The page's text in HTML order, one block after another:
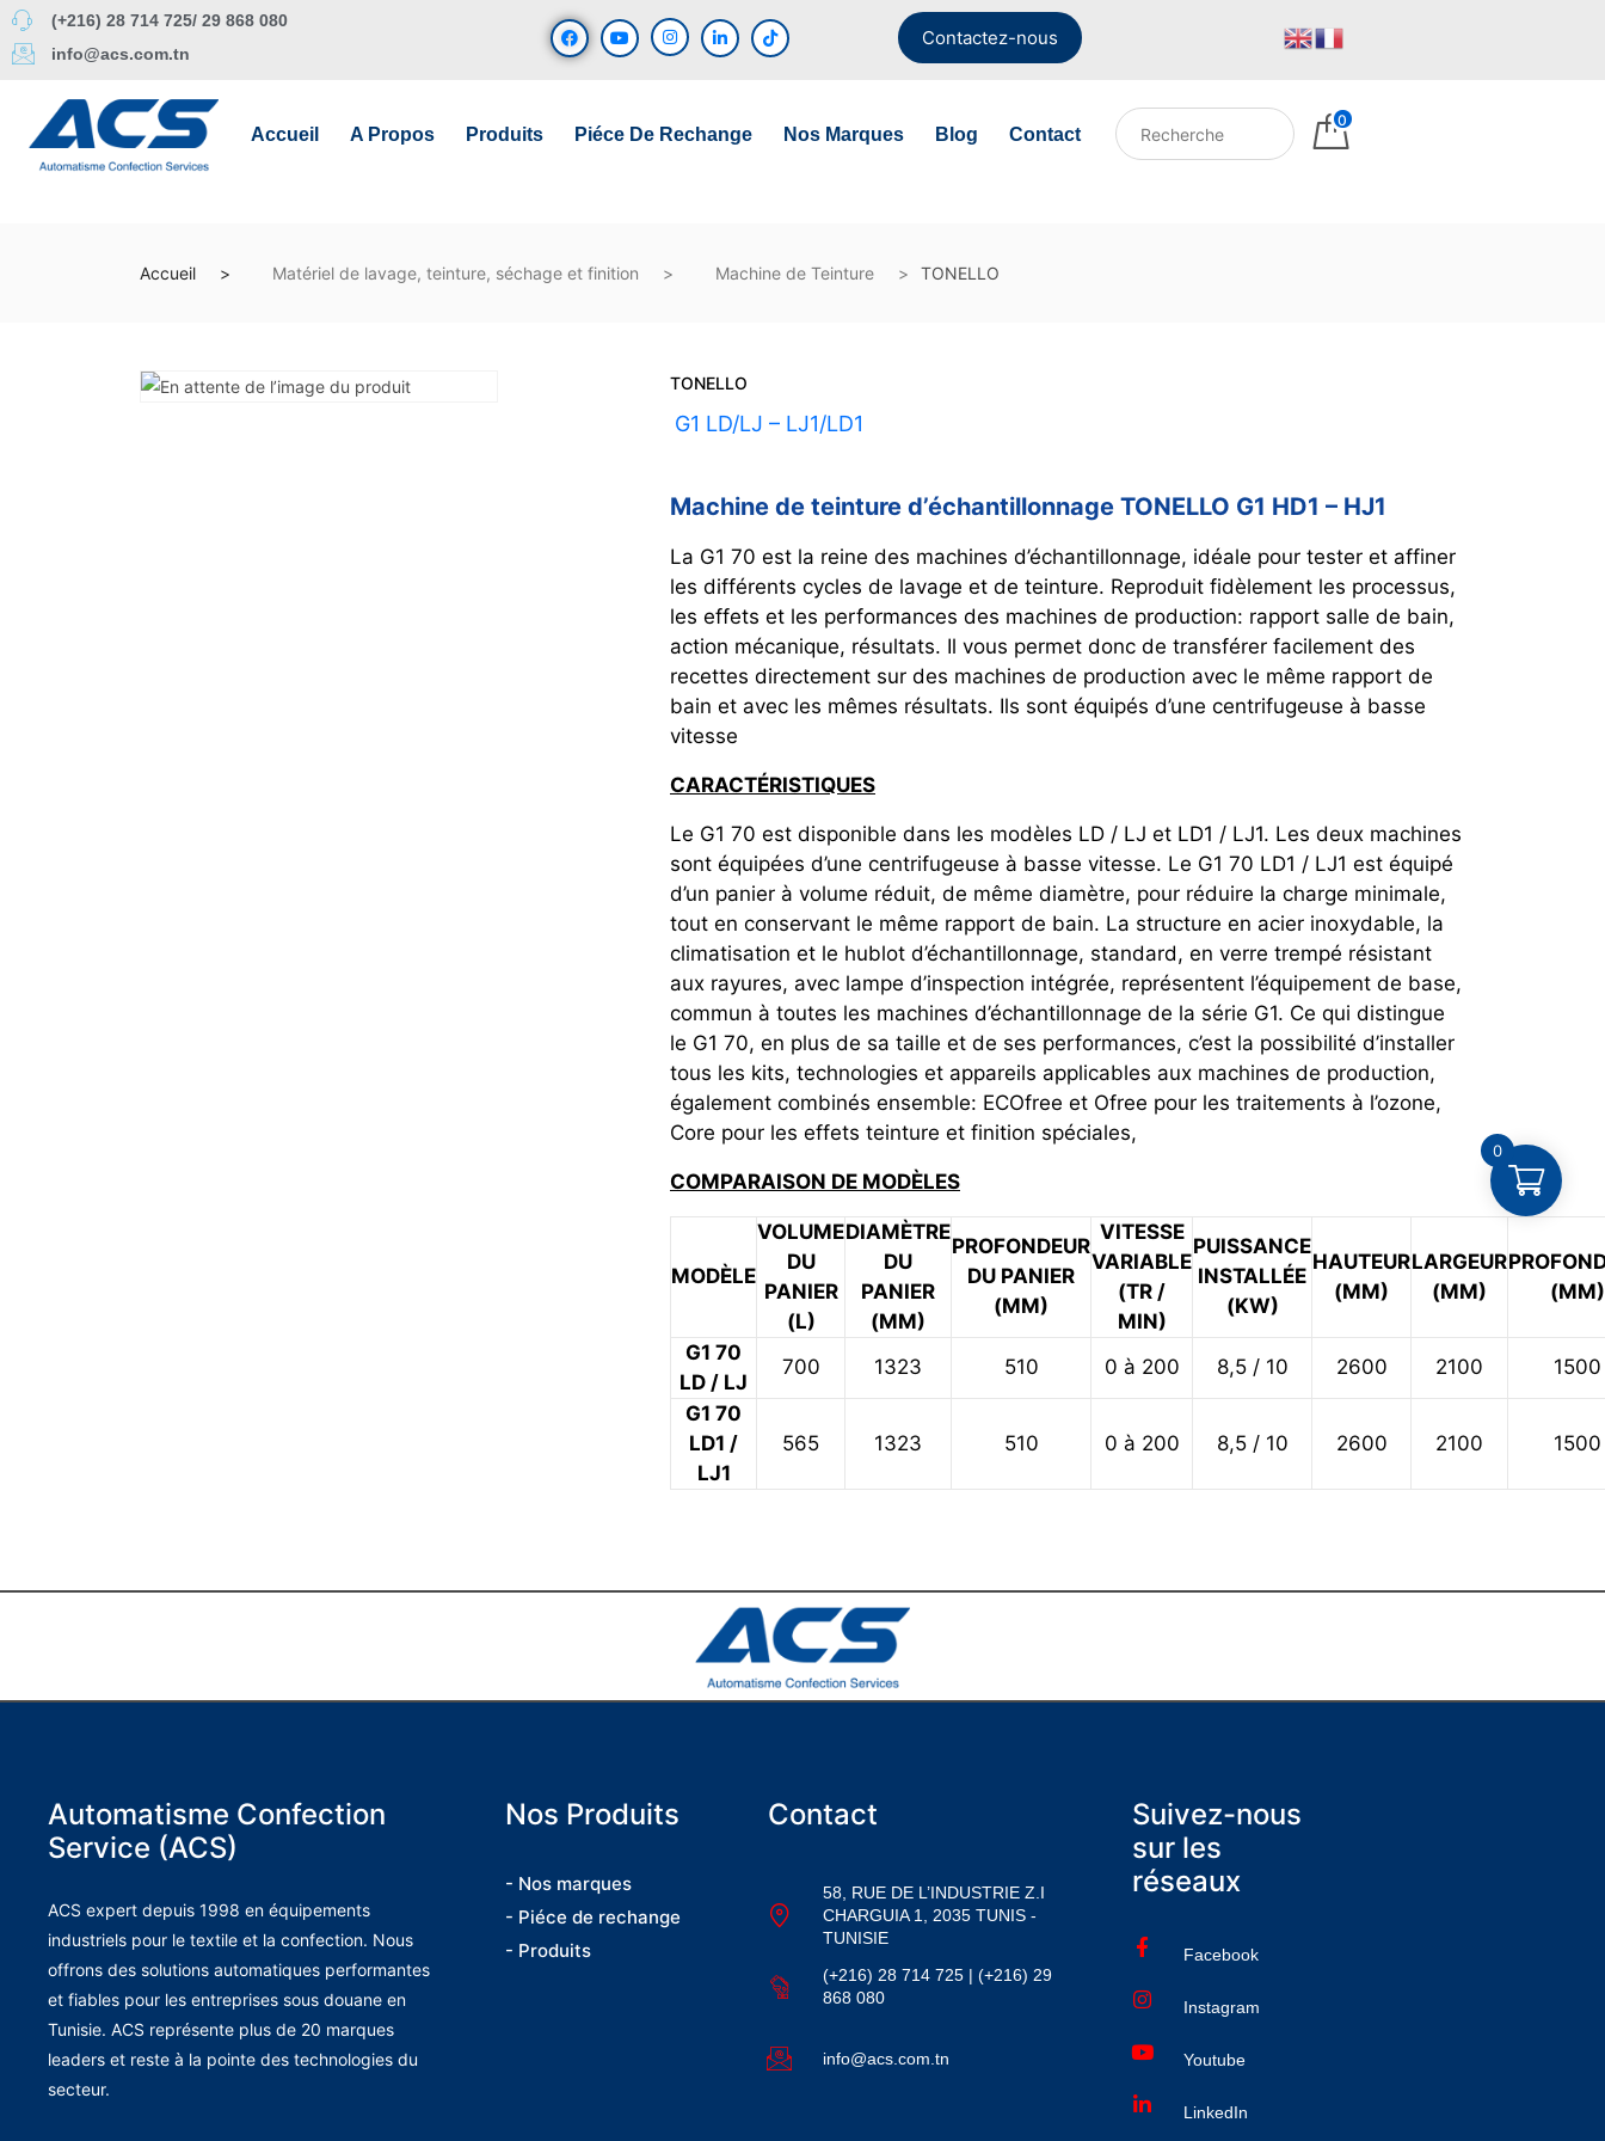
(+216) 28 714 725/ 29 868 080
info@acs.com.tn
Contactez-nous
Accueil A Propos Produits Piéce De Rechange Nos Marques Blog Contact
0
Accueil Matériel de lavage, teinture, séchage et finition Machine de Teinture TONELLO
TONELLO
G1 LD/LJ – LJ1/LD1
Machine de teinture d’échantillonnage TONELLO G1 HD1 – HJ1
La G1 70 est la reine des machines d’échantillonnage, idéale pour tester et affiner
les différents cycles de lavage et de teinture. Reproduit fidèlement les processus,
les effets et les performances des machines de production: rapport salle de bain,
action mécanique, résultats. Il vous permet donc de transférer facilement des
recettes directement sur des machines de production avec le même rapport de
bain et avec les mêmes résultats. Ils sont équipés d’une centrifugeuse à basse
vitesse
CARACTÉRISTIQUES
Le G1 70 est disponible dans les modèles LD / LJ et LD1 / LJ1. Les deux machines
sont équipées d’une centrifugeuse à basse vitesse. Le G1 70 LD1 / LJ1 est équipé
d’un panier à volume réduit, de même diamètre, pour réduire la charge minimale,
tout en conservant le même rapport de bain. La structure en acier inoxydable, la
climatisation et le hublot d’échantillonnage, standard, en verre trempé résistant
aux rayures, avec lampe d’inspection intégrée, représentent l’équipement de base,
commun à toutes les machines d’échantillonnage de la série G1. Ce qui distingue
le G1 70, en plus de sa taille et de ses performances, c’est la possibilité d’installer
tous les kits, technologies et appareils applicables aux machines de production,
également combinés ensemble: ECOfree et Ofree pour les traitements à l’ozone,
Core pour les effets teinture et finition spéciales,
COMPARAISON DE MODÈLES
MODÈLE
VOLUME
DU
PANIER
(L)
DIAMÈTRE
DU
PANIER
(MM)
PROFONDEUR
DU PANIER
(MM)
VITESSE
VARIABLE
(TR /
MIN)
PUISSANCE
INSTALLÉE
(KW)
HAUTEUR
(MM)
LARGEUR
(MM)
(MM)
G1 70
LD / LJ
700 1323 510 0 à 200 8,5 / 10 2600 2100
1500
G1 70
LD1 /
LJ1
565 1323 510 0 à 200 8,5 / 10 2600 2100 1500
Automatisme Confection
Service (ACS)
ACS expert depuis 1998 en équipements
industriels pour le textile et la confection. Nous
offrons des solutions automatiques performantes
et fiables pour les entreprises sous douane en
Tunisie. ACS représente plus de 20 marques
leaders et reste à la pointe des technologies du
secteur.
Nos Produits
- Nos marques
- Piéce de rechange
- Produits
Contact
58, RUE DE L’INDUSTRIE Z.I
CHARGUIA 1, 2035 TUNIS -
TUNISIE
(+216) 28 714 725 | (+216) 29
868 080
info@acs.com.tn
Suivez-nous
sur les
réseaux
Facebook
Instagram
Youtube
LinkedIn
0